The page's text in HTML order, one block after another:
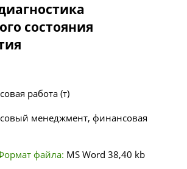
состояния
работа (т)
менеджмент, финансовая
файла: MS Word 38,40 kb